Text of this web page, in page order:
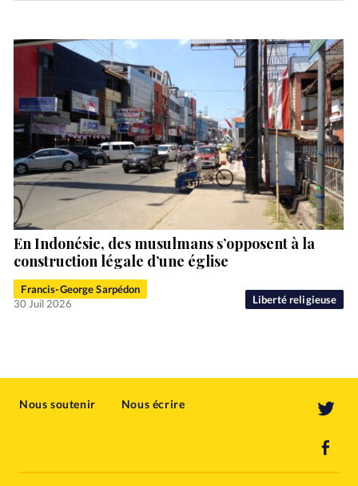
Liberté religieuse
En Indonésie, des musulmans s’opposent à la
construction légale d’une église
Francis-George Sarpédon
30 Juil 2026
Nous soutenir Nous écrire